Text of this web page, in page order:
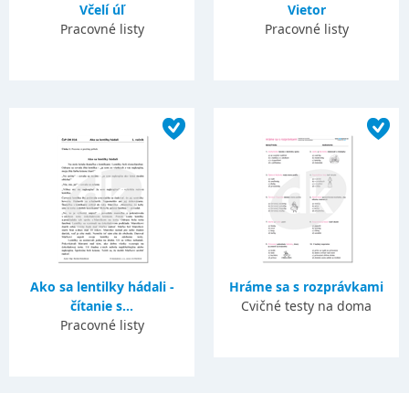
Včelí úľ
Pracovné listy
Vietor
Pracovné listy
Ako sa lentilky hádali -
čítanie s...
Pracovné listy
Hráme sa s rozprávkami
Cvičné testy na doma